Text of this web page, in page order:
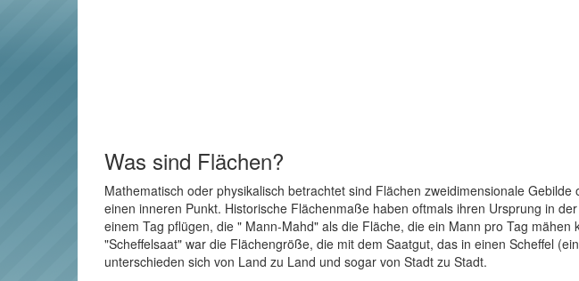
Was sind Flächen?
Mathematisch oder physikalisch betrachtet sind Flächen zweidimensionale
einen inneren Punkt. Historische Flächenmaße haben oftmals ihren Ursprung in
einem Tag pflügen, die " Mann-Mahd" als die Fläche, die ein Mann pro Tag
"Scheffelsaat" war die Flächengröße, die mit dem Saatgut, das in einen Scheffel
unterschieden sich von Land zu Land und sogar von Stadt zu Stadt.